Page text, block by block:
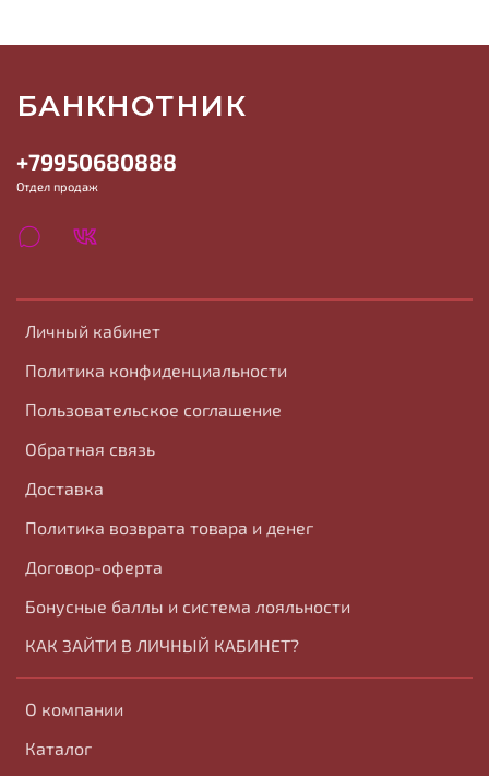
Личный кабинет
Политика конфиденциальности
Пользовательское соглашение
Обратная связь
Доставка
Политика возврата товара и денег
Договор-оферта
Бонусные баллы и система лояльности
КАК ЗАЙТИ В ЛИЧНЫЙ КАБИНЕТ?
О компании
Каталог
+79950680888
Отдел продаж
БАНКНОТНИК